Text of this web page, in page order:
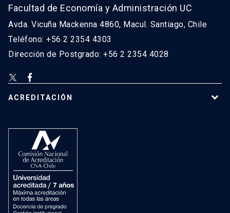
Facultad de Economía y Administración UC
Avda. Vicuña Mackenna 4860, Macul. Santiago, Chile
Teléfono: +56 2 2354 4303
Dirección de Postgrado: +56 2 2354 4028
ACREDITACIÓN